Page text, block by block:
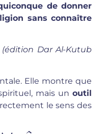
de donner
sans connaître
(édition Dar Al-Kutub
Elle montre que
mais un outil
le sens des